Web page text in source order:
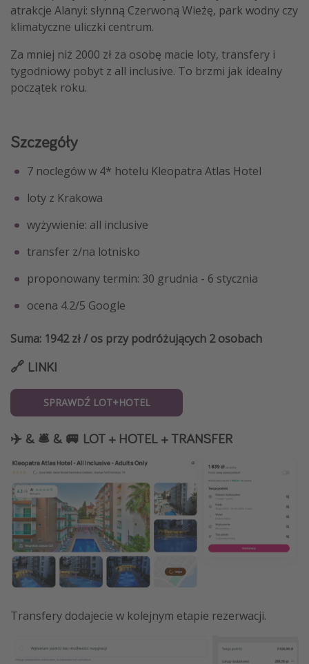
atrakcje Alanyi: słynną Czerwoną Wieżę, park wodny czy
klimatyczne uliczki centrum.
Za mniej niż 2000 zł za osobę macie loty, transfery i
tygodniowy pobyt z all inclusive. To brzmi jak idealny
początek roku.
Szczegóły
7 noclegów w 4* hotelu Kleopatra Atlas Hotel
loty z Krakowa
wyżywienie: all inclusive
transfer z/na lotnisko
proponowany termin: 30 grudnia - 6 stycznia
ocena 4.2/5 Google
Suma: 1942 zł / os przy podróżujących 2 osobach
🔗 LINKI
SPRAWDŹ LOT+HOTEL
✈️ & 🛎️ & 🚐 LOT + HOTEL + TRANSFER
Transfery dodajecie w kolejnym etapie rezerwacji.